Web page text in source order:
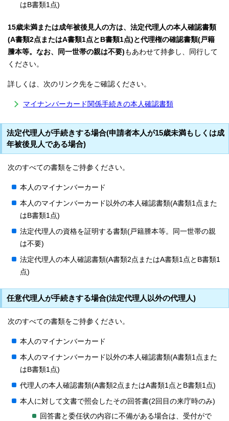
はB書類1点)
15歳未満または成年被後見人の方は、法定代理人の本人確認書類
(A書類2点またはA書類1点とB書類1点)と代理権の確認書類(戸籍
謄本等。なお、同一世帯の親は不要) もあわせて持参し、同行して
ください。
詳しくは、次のリンク先をご確認ください。
マイナンバーカード関係手続きの本人確認書類
法定代理人が手続きする場合(申請者本人が15歳未満もしくは成
年被後見人である場合)
次のすべての書類をご持参ください。
本人のマイナンバーカード
本人のマイナンバーカード以外の本人確認書類(A書類1点また
はB書類1点)
法定代理人の資格を証明する書類(戸籍謄本等。同一世帯の親
は不要)
法定代理人の本人確認書類(A書類2点またはA書類1点とB書類1
点)
任意代理人が手続きする場合(法定代理人以外の代理人)
次のすべての書類をご持参ください。
本人のマイナンバーカード
本人のマイナンバーカード以外の本人確認書類(A書類1点また
はB書類1点)
代理人の本人確認書類(A書類2点またはA書類1点とB書類1点)
本人に対して文書で照会したその回答書(2回目の来庁時のみ)
回答書と委任状の内容に不備がある場合は、受付がで